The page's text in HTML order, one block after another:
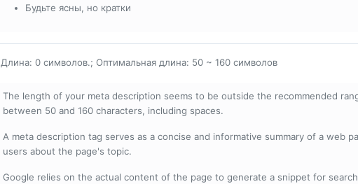
Будьте ясны, но кратки
Длина: 0 символов.; Оптимальная длина: 50 ~ 160 символов
The length of your meta description seems to be outside the recommended
between 50 and 160 characters, including spaces.
A meta description tag serves as a concise and informative summary of a web
users about the page's topic.
Google relies on the actual content of the page to generate a snippet for